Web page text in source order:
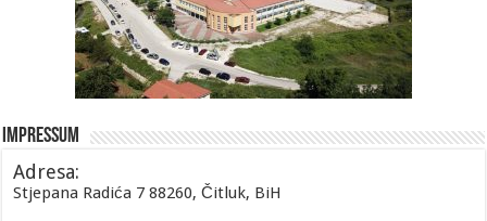
Impressum
Adresa:
Stjepana Radića 7 88260, Čitluk, BiH